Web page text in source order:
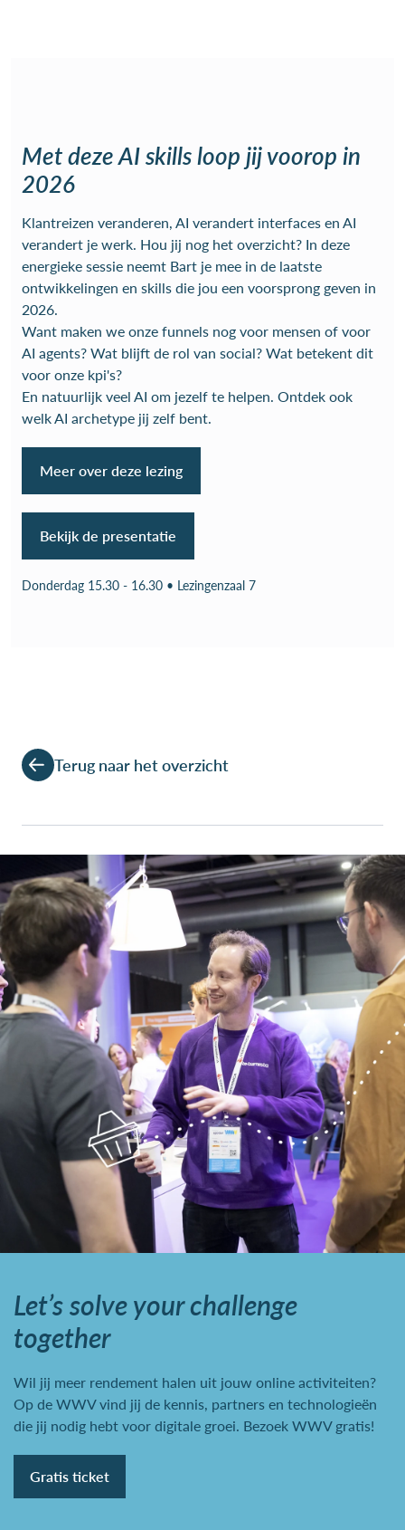
Met deze AI skills loop jij voorop in
2026
Klantreizen veranderen, AI verandert interfaces en AI
verandert je werk. Hou jij nog het overzicht? In deze
energieke sessie neemt Bart je mee in de laatste
ontwikkelingen en skills die jou een voorsprong geven in
2026.
Want maken we onze funnels nog voor mensen of voor
AI agents? Wat blijft de rol van social? Wat betekent dit
voor onze kpi's?
En natuurlijk veel AI om jezelf te helpen. Ontdek ook
welk AI archetype jij zelf bent.
Meer over deze lezing
Bekijk de presentatie
Donderdag 15.30 - 16.30 • Lezingenzaal 7
Terug naar het overzicht
Let’s solve your challenge
together
Wil jij meer rendement halen uit jouw online activiteiten?
Op de WWV vind jij de kennis, partners en technologieën
die jij nodig hebt voor digitale groei. Bezoek WWV gratis!
Gratis ticket